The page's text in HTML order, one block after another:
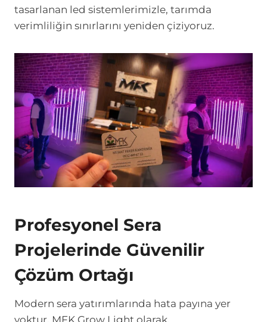
tasarlanan led sistemlerimizle, tarımda
verimliliğin sınırlarını yeniden çiziyoruz.
Profesyonel Sera
Projelerinde Güvenilir
Çözüm Ortağı
Modern sera yatırımlarında hata payına yer